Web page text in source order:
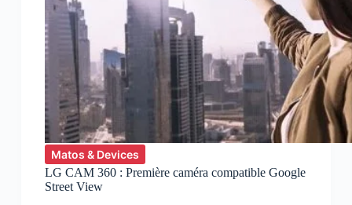
Matos & Devices
LG CAM 360 : Première caméra compatible Google
Street View